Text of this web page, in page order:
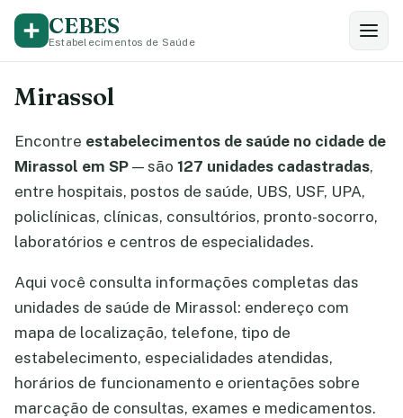
CEBES
Estabelecimentos de Saúde
Mirassol
Encontre estabelecimentos de saúde no cidade de
Mirassol em SP — são 127 unidades cadastradas,
entre hospitais, postos de saúde, UBS, USF, UPA,
policlínicas, clínicas, consultórios, pronto-socorro,
laboratórios e centros de especialidades.
Aqui você consulta informações completas das
unidades de saúde de Mirassol: endereço com
mapa de localização, telefone, tipo de
estabelecimento, especialidades atendidas,
horários de funcionamento e orientações sobre
marcação de consultas, exames e medicamentos.